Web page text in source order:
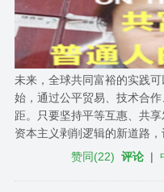
未来，全球共同富裕的实践
始，通过公平贸易、技术合
距。只要坚持平等互惠、共
资本主义剥削逻辑的新道路
赞同(22) 评论 |